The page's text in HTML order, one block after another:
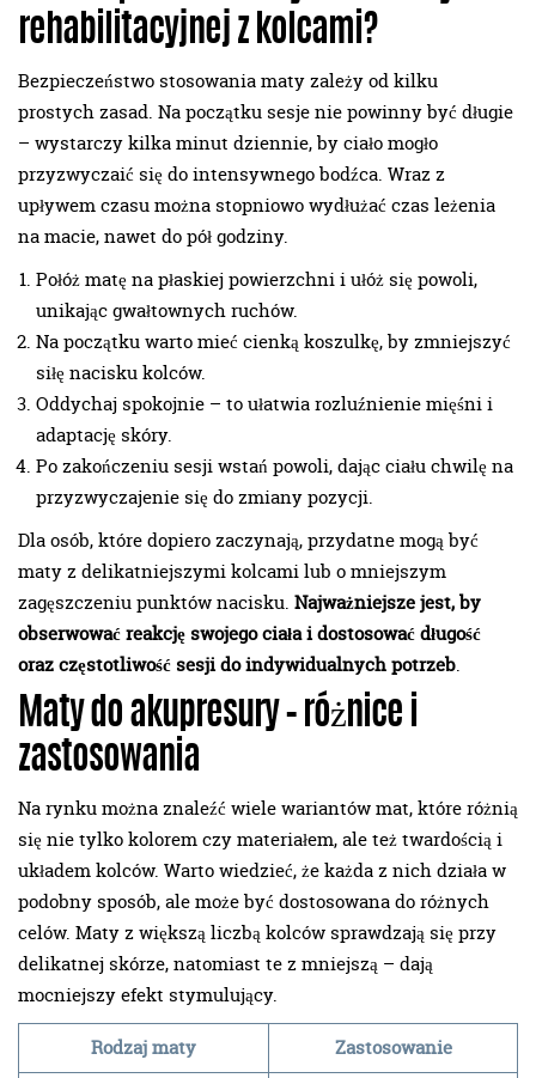
rehabilitacyjnej z kolcami?
Bezpieczeństwo stosowania maty zależy od kilku
prostych zasad. Na początku sesje nie powinny być długie
– wystarczy kilka minut dziennie, by ciało mogło
przyzwyczaić się do intensywnego bodźca. Wraz z
upływem czasu można stopniowo wydłużać czas leżenia
na macie, nawet do pół godziny.
Połóż matę na płaskiej powierzchni i ułóż się powoli,
unikając gwałtownych ruchów.
Na początku warto mieć cienką koszulkę, by zmniejszyć
siłę nacisku kolców.
Oddychaj spokojnie – to ułatwia rozluźnienie mięśni i
adaptację skóry.
Po zakończeniu sesji wstań powoli, dając ciału chwilę na
przyzwyczajenie się do zmiany pozycji.
Dla osób, które dopiero zaczynają, przydatne mogą być
maty z delikatniejszymi kolcami lub o mniejszym
zagęszczeniu punktów nacisku. Najważniejsze jest, by
obserwować reakcję swojego ciała i dostosować długość
oraz częstotliwość sesji do indywidualnych potrzeb.
Maty do akupresury – różnice i
zastosowania
Na rynku można znaleźć wiele wariantów mat, które różnią
się nie tylko kolorem czy materiałem, ale też twardością i
układem kolców. Warto wiedzieć, że każda z nich działa w
podobny sposób, ale może być dostosowana do różnych
celów. Maty z większą liczbą kolców sprawdzają się przy
delikatnej skórze, natomiast te z mniejszą – dają
mocniejszy efekt stymulujący.
Rodzaj maty Zastosowanie